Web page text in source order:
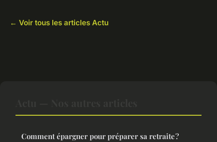
← Voir tous les articles Actu
Comment épargner pour préparer sa retraite ?